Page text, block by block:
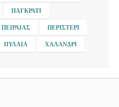
ΠΑΓΚΡΆΤΙ
ΠΕΙΡΑΙΆΣ ΠΕΡΙΣΤΈΡΙ
ΠΥΛΑΊΑ ΧΑΛΆΝΔΡΙ